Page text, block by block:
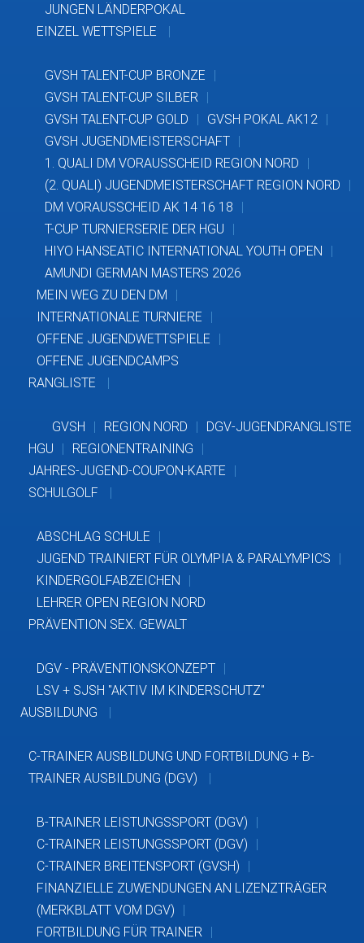
JUNGEN LÄNDERPOKAL
EINZEL WETTSPIELE
GVSH TALENT-CUP BRONZE
GVSH TALENT-CUP SILBER
GVSH TALENT-CUP GOLD
GVSH POKAL AK12
GVSH JUGENDMEISTERSCHAFT
1. QUALI DM VORAUSSCHEID REGION NORD
(2. QUALI) JUGENDMEISTERSCHAFT REGION NORD
DM VORAUSSCHEID AK 14 16 18
T-CUP TURNIERSERIE DER HGU
HIYO HANSEATIC INTERNATIONAL YOUTH OPEN
AMUNDI GERMAN MASTERS 2026
MEIN WEG ZU DEN DM
INTERNATIONALE TURNIERE
OFFENE JUGENDWETTSPIELE
OFFENE JUGENDCAMPS
RANGLISTE
GVSH REGION NORD
DGV-JUGENDRANGLISTE
HGU
REGIONENTRAINING
JAHRES-JUGEND-COUPON-KARTE
SCHULGOLF
ABSCHLAG SCHULE
JUGEND TRAINIERT FÜR OLYMPIA & PARALYMPICS
KINDERGOLFABZEICHEN
LEHRER OPEN REGION NORD
PRÄVENTION SEX. GEWALT
DGV - PRÄVENTIONSKONZEPT
LSV + SJSH "AKTIV IM KINDERSCHUTZ"
AUSBILDUNG
C-TRAINER AUSBILDUNG UND FORTBILDUNG + B-
TRAINER AUSBILDUNG (DGV)
B-TRAINER LEISTUNGSSPORT (DGV)
C-TRAINER LEISTUNGSSPORT (DGV)
C-TRAINER BREITENSPORT (GVSH)
FINANZIELLE ZUWENDUNGEN AN LIZENZTRÄGER
(MERKBLATT VOM DGV)
FORTBILDUNG FÜR TRAINER